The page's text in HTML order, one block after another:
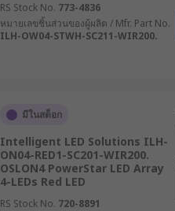
RS Stock No. 773-4836
หมายเลขชิ้นส่วนของผู้ผลิต / Mfr. Part No.
ILH-OW04-STWH-SC211-WIR200.
มีในสต็อก
Intelligent LED Solutions ILH-
ON04-RED1-SC201-WIR200.
OSLON4 PowerStar LED Array
4-LEDs Red LED
RS Stock No. 720-8891